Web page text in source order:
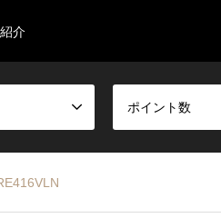
介
ポイント数